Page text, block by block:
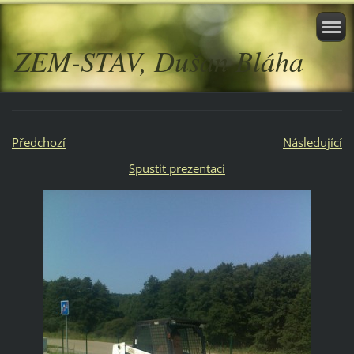
ZEM-STAV, Dušan Bláha
Předchozí
Následující
Spustit prezentaci